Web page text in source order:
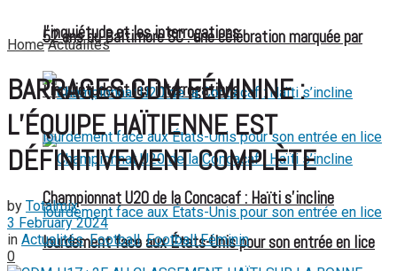
52 ans du Baltimore SC : une célébration marquée par
l’inquiétude et les interrogations
l’inquiétude et les interrogations
Championnat U20 de la Concacaf : Haïti s’incline
lourdement face aux États-Unis pour son entrée en lice
Home Actualités
BARRAGES CDM FÉMININE :
L’ÉQUIPE HAÏTIENNE EST
DÉFINITIVEMENT COMPLÈTE
by Totalmix
3 February 2024
in Actualités,Football,Football Féminin
0